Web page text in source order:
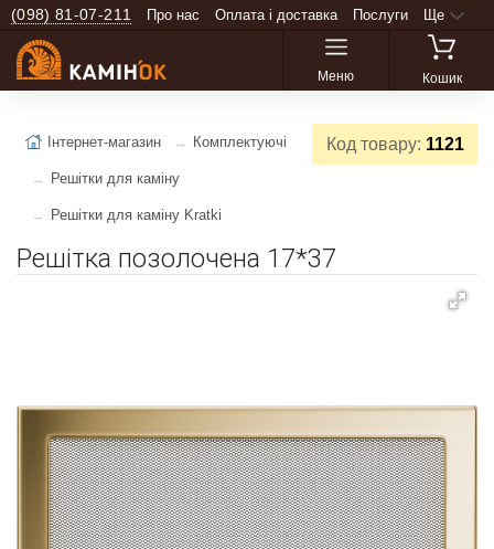
(098) 81-07-211 Про нас Оплата і доставка Послуги Ще
Меню Кошик
Код товару: 1121
Інтернет-магазин Комплектуючі
Решітки для каміну
Решітки для каміну Kratki
Решітка позолочена 17*37